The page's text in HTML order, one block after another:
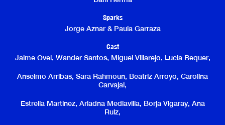
Sparks
Jorge Aznar & Paula Garraza
Cast
Jaime Ovel, Wander Santos, Miguel Villarejo, Lucia Bequer,
Anselmo Arribas, Sara Rahmoun, Beatriz Arroyo, Carolina
Carvajal,
Estrella Martinez, Ariadna Mediavilla, Borja Vigaray, Ana
Ruiz,